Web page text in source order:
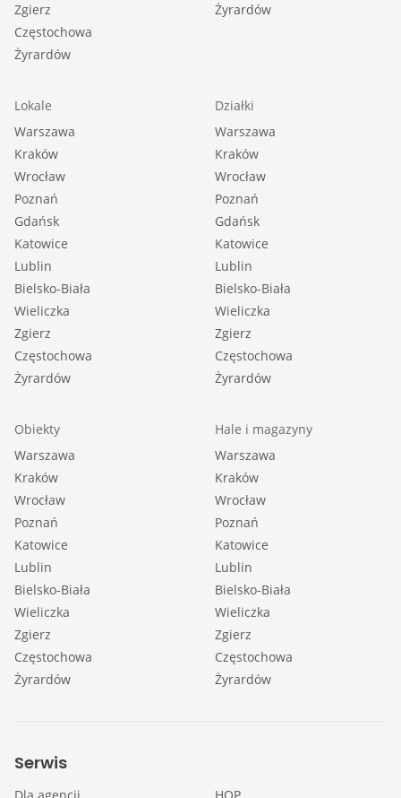
Zgierz
Częstochowa
Żyrardów
Żyrardów
Lokale
Warszawa
Kraków
Wrocław
Poznań
Gdańsk
Katowice
Lublin
Bielsko-Biała
Wieliczka
Zgierz
Częstochowa
Żyrardów
Działki
Warszawa
Kraków
Wrocław
Poznań
Gdańsk
Katowice
Lublin
Bielsko-Biała
Wieliczka
Zgierz
Częstochowa
Żyrardów
Obiekty
Warszawa
Kraków
Wrocław
Poznań
Katowice
Lublin
Bielsko-Biała
Wieliczka
Zgierz
Częstochowa
Żyrardów
Hale i magazyny
Warszawa
Kraków
Wrocław
Poznań
Katowice
Lublin
Bielsko-Biała
Wieliczka
Zgierz
Częstochowa
Żyrardów
Serwis